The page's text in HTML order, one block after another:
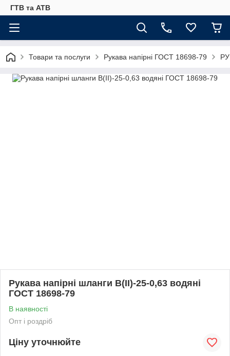
ГТВ та АТВ
Товари та послуги Рукава напірні ГОСТ 18698-79
Рукава напірні шланги В(II)-25-0,63 водяні
ГОСТ 18698-79
В наявності
Опт і роздріб
Ціну уточнюйте